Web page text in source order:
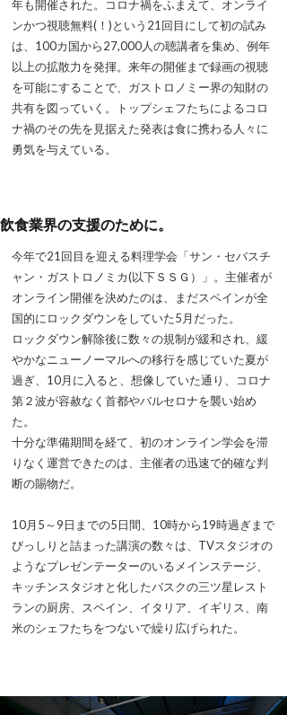
年も開催された。コロナ禍をふまえて、オンライ
ンかつ視聴無料(！)という21回目にして初の試み
は、100カ国から27,000人の聴講者を集め、例年
以上の拡散力を発揮。来年の開催まで録画の視聴
を可能にすることで、ガストロノミー界の知財の
共有を図っていく。トップシェフたちによるコロ
ナ禍のその先を見据えた発表は食に携わる人々に
勇気を与えている。
飲食業界の支援のために。
今年で21回目を迎える料理学会「サン・セバスチ
ャン・ガストロノミカ(以下ＳＳＧ）」。主催者が
オンライン開催を決めたのは、まだスペインが全
国的にロックダウンをしていた5月だった。
ロックダウン解除後に数々の規制が緩和され、緩
やかなニューノーマルへの移行を感じていた夏が
過ぎ、10月に入ると、想像していた通り、コロナ
第２波が容赦なく首都やバルセロナを襲い始め
た。
十分な準備期間を経て、初のオンライン学会を滞
りなく運営できたのは、主催者の迅速で的確な判
断の賜物だ。
10月5～9日までの5日間、10時から19時過ぎまで
びっしりと詰まった講演の数々は、TVスタジオの
ようなプレゼンテーターのいるメインステージ、
キッチンスタジオと化したバスクの三ツ星レスト
ランの厨房、スペイン、イタリア、イギリス、南
米のシェフたちをつないで繰り広げられた。